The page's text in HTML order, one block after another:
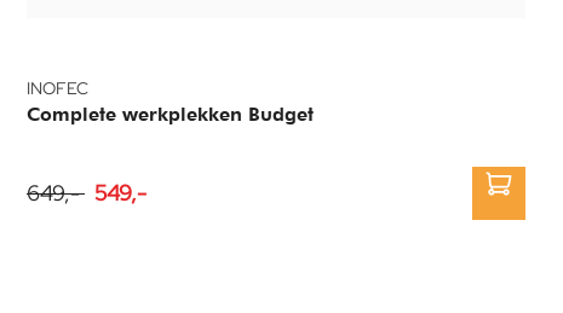
INOFEC
Complete werkplekken Budget
649,- 549,-